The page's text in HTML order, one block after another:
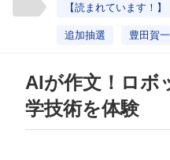
【読まれています！】
追加抽選 豊田賀一
AIが作文！ロボ
学技術を体験